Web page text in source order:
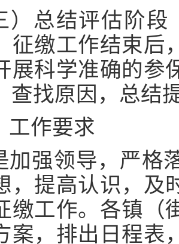
）总结评估阶
征缴工作结束后
展科学准确的参
查找原因，总结
工作要求
加强领导，严格
，提高认识，及
缴工作。各镇（
案，排出日程表